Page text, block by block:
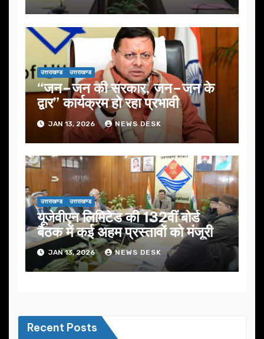
उत्तराखण्ड उत्तराखण्ड
“जन–जन की सरकार, जन–जन के
द्वार” कार्यक्रम हो रहा प्रभावी
JAN 13, 2026 NEWS DESK
उत्तराखण्ड उत्तराखण्ड
यूजेवीएन लिमिटेड की 132वीं बोर्ड
बैठक में कई अहम प्रस्तावों को मंजूरी
JAN 13, 2026 NEWS DESK
Recent Posts